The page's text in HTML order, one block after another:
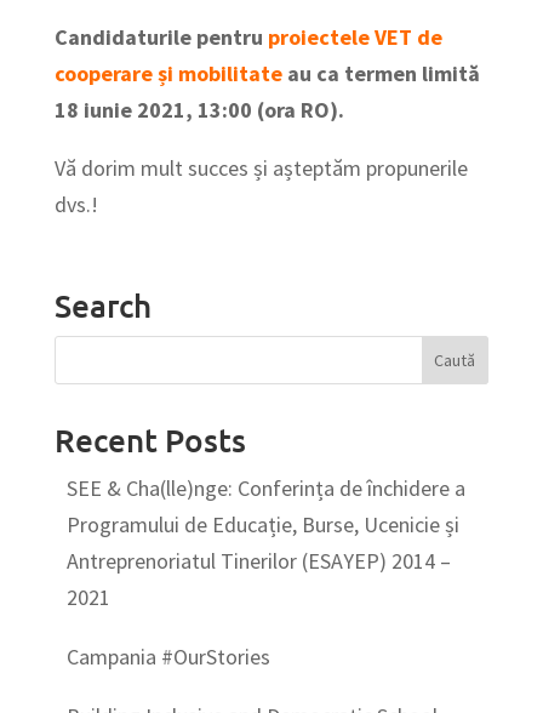
Candidaturile pentru proiectele VET de
cooperare și mobilitateau ca termen limită
18 iunie 2021, 13:00 (ora RO).
Vă dorim mult succes și așteptăm propunerile
dvs.!
Search
Recent Posts
SEE & Cha(lle)nge: Conferința de închidere a
Programului de Educație, Burse, Ucenicie și
Antreprenoriatul Tinerilor (ESAYEP) 2014 –
2021
Campania #OurStories